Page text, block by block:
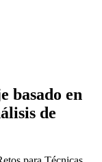
basado en
de